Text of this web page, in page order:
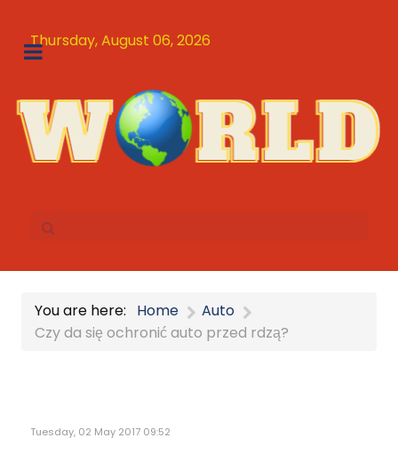
Thursday, August 06, 2026
You are here: Home
Auto
Czy da się ochronić auto przed rdzą?
Tuesday, 02 May 2017 09:52